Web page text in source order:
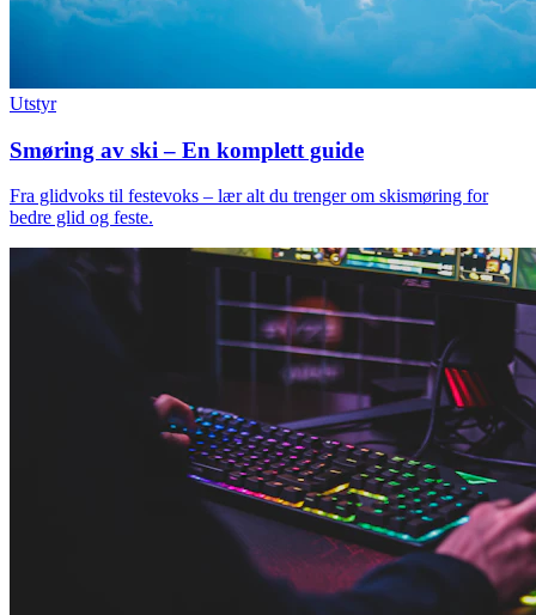
Utstyr
Smøring av ski – En komplett guide
Fra glidvoks til festevoks – lær alt du trenger om skismøring for
bedre glid og feste.